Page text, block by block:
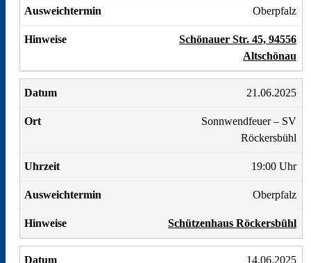
Oberpfalz
Schönauer Str. 45, 94556
Altschönau
21.06.2025
Sonnwendfeuer – SV
Röckersbühl
19:00 Uhr
Oberpfalz
Schützenhaus Röckersbühl
14.06.2025